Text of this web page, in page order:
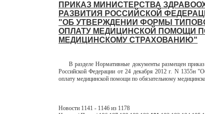
ПРИКАЗ МИНИСТЕРСТВА
РАЗВИТИЯ РОССИЙСКОЙ
"ОБ УТВЕРЖДЕНИИ ФОРМЫ
ОПЛАТУ МЕДИЦИНСКОЙ ПОМОЩИ
МЕДИЦИНСКОМУ СТРАХОВАНИЮ"
В разделе Нормативные документы размещен приказ
Российской Федерации от 24 декабря 2012 г. N 1355н
оплату медицинской помощи по обязательному
Новости 1141 - 1146 из 1178